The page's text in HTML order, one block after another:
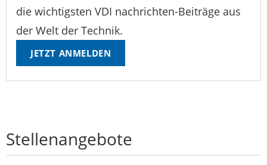
die wichtigsten VDI nachrichten-Beiträge aus
der Welt der Technik.
JETZT ANMELDEN
Stellenangebote